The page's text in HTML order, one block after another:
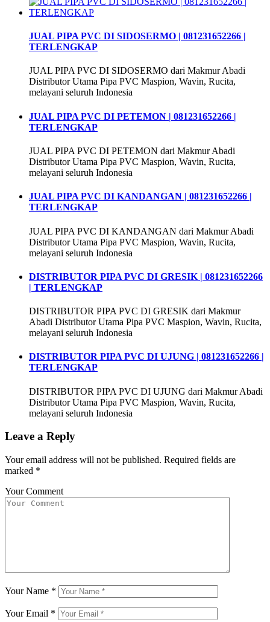
JUAL PIPA PVC DI SIDOSERMO | 081231652266 |
TERLENGKAP
JUAL PIPA PVC DI SIDOSERMO dari Makmur Abadi
Distributor Utama Pipa PVC Maspion, Wavin, Rucita,
melayani seluruh Indonesia
JUAL PIPA PVC DI PETEMON | 081231652266 |
TERLENGKAP
JUAL PIPA PVC DI PETEMON dari Makmur Abadi
Distributor Utama Pipa PVC Maspion, Wavin, Rucita,
melayani seluruh Indonesia
JUAL PIPA PVC DI KANDANGAN | 081231652266 |
TERLENGKAP
JUAL PIPA PVC DI KANDANGAN dari Makmur Abadi
Distributor Utama Pipa PVC Maspion, Wavin, Rucita,
melayani seluruh Indonesia
DISTRIBUTOR PIPA PVC DI GRESIK | 081231652266
| TERLENGKAP
DISTRIBUTOR PIPA PVC DI GRESIK dari Makmur
Abadi Distributor Utama Pipa PVC Maspion, Wavin, Rucita,
melayani seluruh Indonesia
DISTRIBUTOR PIPA PVC DI UJUNG | 081231652266 |
TERLENGKAP
DISTRIBUTOR PIPA PVC DI UJUNG dari Makmur Abadi
Distributor Utama Pipa PVC Maspion, Wavin, Rucita,
melayani seluruh Indonesia
Leave a Reply
Your email address will not be published. Required fields are
marked *
Your Comment
Your Name *
Your Email *